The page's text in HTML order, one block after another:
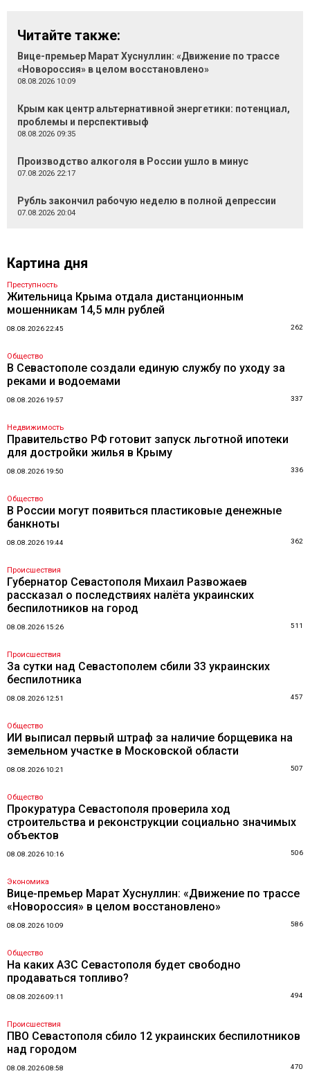
Читайте также:
Вице-премьер Марат Хуснуллин: «Движение по трассе
«Новороссия» в целом восстановлено»
08.08.2026 10:09
Крым как центр альтернативной энергетики: потенциал,
проблемы и перспективыф
08.08.2026 09:35
Производство алкоголя в России ушло в минус
07.08.2026 22:17
Рубль закончил рабочую неделю в полной депрессии
07.08.2026 20:04
Картина дня
Преступность
Жительница Крыма отдала дистанционным
мошенникам 14,5 млн рублей
08.08.2026 22:45 262
Общество
В Севастополе создали единую службу по уходу за
реками и водоемами
08.08.2026 19:57 337
Недвижимость
Правительство РФ готовит запуск льготной ипотеки
для достройки жилья в Крыму
08.08.2026 19:50 336
Общество
В России могут появиться пластиковые денежные
банкноты
08.08.2026 19:44 362
Происшествия
Губернатор Севастополя Михаил Развожаев
рассказал о последствиях налёта украинских
беспилотников на город
08.08.2026 15:26 511
Происшествия
За сутки над Севастополем сбили 33 украинских
беспилотника
08.08.2026 12:51 457
Общество
ИИ выписал первый штраф за наличие борщевика на
земельном участке в Московской области
08.08.2026 10:21 507
Общество
Прокуратура Севастополя проверила ход
строительства и реконструкции социально значимых
объектов
08.08.2026 10:16 506
Экономика
Вице-премьер Марат Хуснуллин: «Движение по трассе
«Новороссия» в целом восстановлено»
08.08.2026 10:09 586
Общество
На каких АЗС Севастополя будет свободно
продаваться топливо?
08.08.2026 09:11 494
Происшествия
ПВО Севастополя сбило 12 украинских беспилотников
над городом
08.08.2026 08:58 470